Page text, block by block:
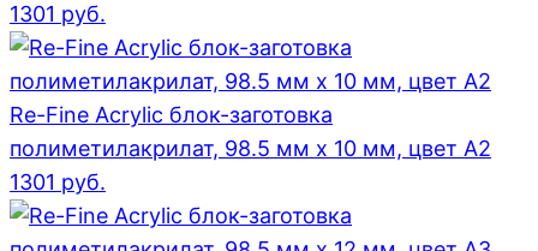
1301 руб.
Re-Fine Acrylic блок-заготовка
полиметилакрилат, 98.5 мм x 10 мм, цвет A2
1301 руб.